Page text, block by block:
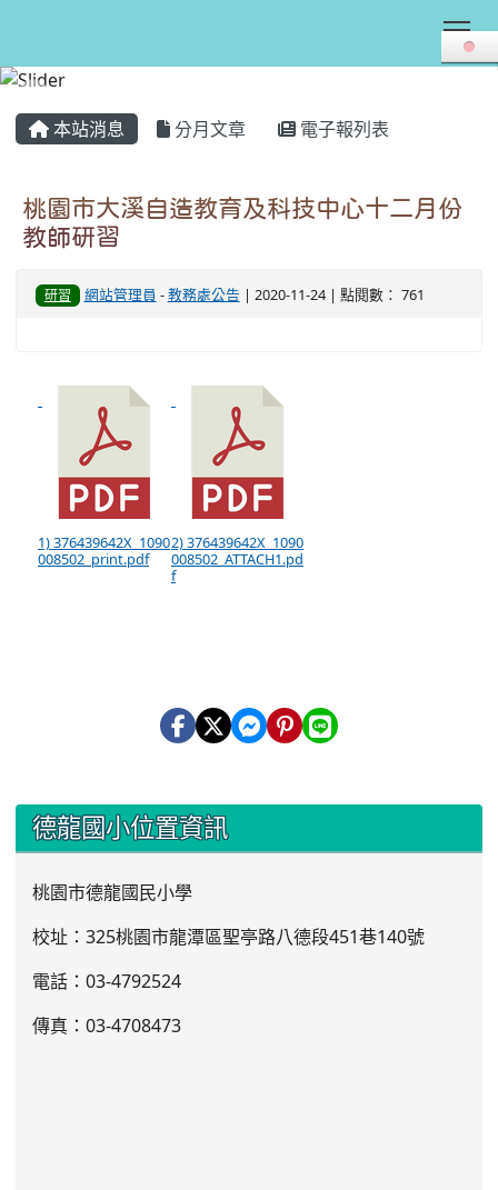
本站消息 分月文章 電子報列表
桃園市大溪自造教育及科技中心十二月份
教師研習
研習 網站管理員 -教務處公告 | 2020-11-24 | 點閱數： 761
1) 376439642X_1090
008502_print.pdf
2) 376439642X_1090
008502_ATTACH1.pd
f
::: 德龍國小位置資訊
桃園市德龍國民小學
校址：325桃園市龍潭區聖亭路八德段451巷140號
電話：03-4792524
傳真：03-4708473